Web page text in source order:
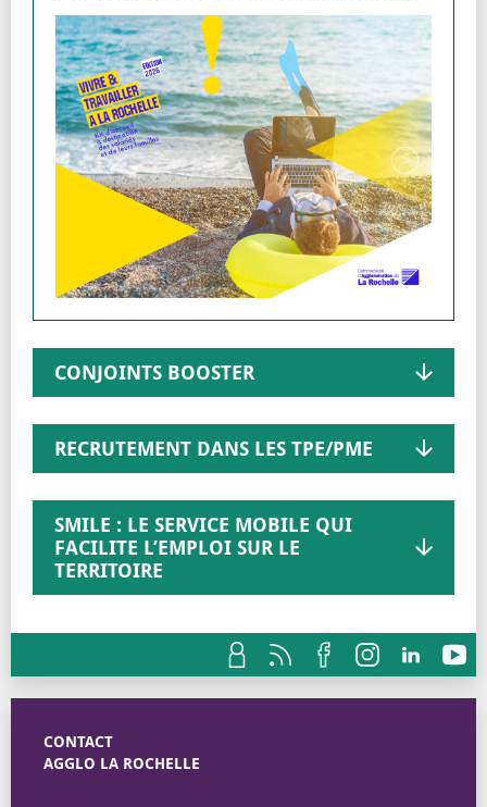
CONJOINTS BOOSTER
RECRUTEMENT DANS LES TPE/PME
SMILE : LE SERVICE MOBILE QUI
FACILITE L’EMPLOI SUR LE
TERRITOIRE
CONTACT
AGGLO LA ROCHELLE